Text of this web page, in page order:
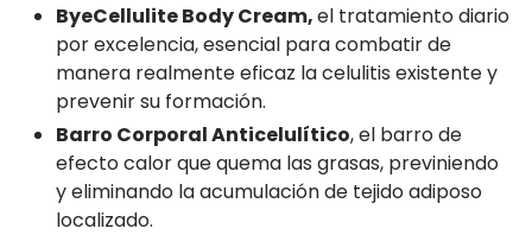
ByeCellulite Body Cream,el tratamiento diario
por excelencia, esencial para combatir de
manera realmente eficaz la celulitis existente y
prevenir su formación.
Barro Corporal Anticelulítico, el barro de
efecto calor que quema las grasas, previniendo
y eliminando la acumulación de tejido adiposo
localizado.